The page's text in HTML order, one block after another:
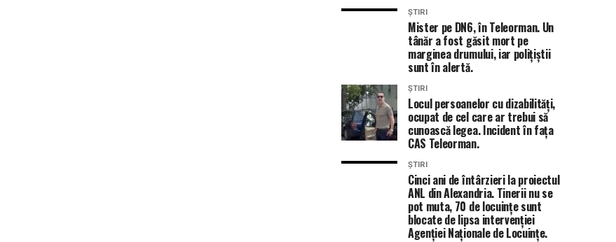
ȘTIRI
Mister pe DN6, în Teleorman. Un
tânăr a fost găsit mort pe
marginea drumului, iar polițiștii
sunt în alertă.
ȘTIRI
Locul persoanelor cu dizabilități,
ocupat de cel care ar trebui să
cunoască legea. Incident în fața
CAS Teleorman.
ȘTIRI
Cinci ani de întârzieri la proiectul
ANL din Alexandria. Tinerii nu se
pot muta, 70 de locuințe sunt
blocate de lipsa intervenției
Agenției Naționale de Locuințe.